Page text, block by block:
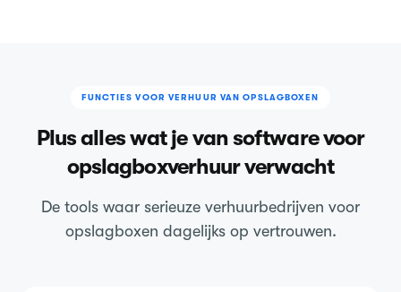
FUNCTIES VOOR VERHUUR VAN OPSLAGBOXEN
Plus alles wat je van software voor
opslagboxverhuur verwacht
De tools waar serieuze verhuurbedrijven voor
opslagboxen dagelijks op vertrouwen.